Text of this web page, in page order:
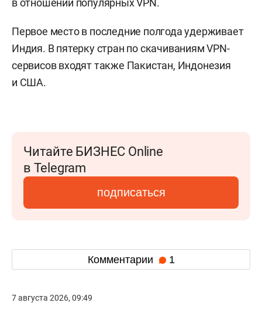
в отношении популярных VPN.
Первое место в последние полгода удерживает
Индия. В пятерку стран по скачиваниям VPN-
сервисов входят также Пакистан, Индонезия
и США.
Читайте БИЗНЕС Online
в Telegram
подписаться
Комментарии 1
7 августа 2026, 09:49